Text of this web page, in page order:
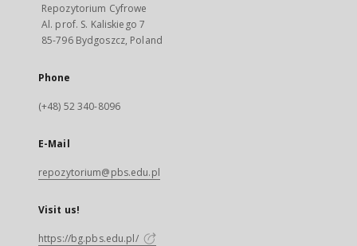
Repozytorium Cyfrowe
Al. prof. S. Kaliskiego 7
85-796 Bydgoszcz, Poland
Phone
(+48) 52 340-8096
E-Mail
repozytorium@pbs.edu.pl
Visit us!
https://bg.pbs.edu.pl/